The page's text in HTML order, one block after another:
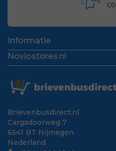
Informatie
Noviostores.nl
Brievenbusdirect.nl
Cargadoorweg 7
6541 BT Nijmegen
Nederland